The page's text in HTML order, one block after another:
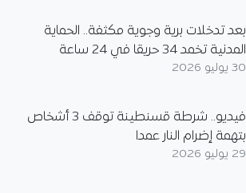
بعد تدخلات برية وجوية مكثفة.. الحماية
المدنية تخمد 34 حريقا في 24 ساعة
30 يوليو 2026
فيديو.. شرطة قسنطينة توقف 3 أشخاص
بتهمة إضرام النار عمدا
29 يوليو 2026